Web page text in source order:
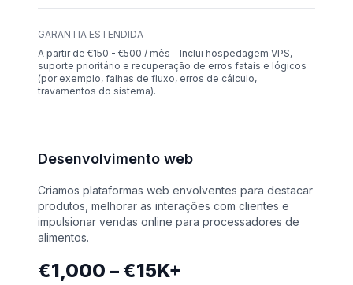
GARANTIA ESTENDIDA
A partir de €150 - €500 / mês – Inclui hospedagem VPS,
suporte prioritário e recuperação de erros fatais e lógicos
(por exemplo, falhas de fluxo, erros de cálculo,
travamentos do sistema).
Desenvolvimento web
Criamos plataformas web envolventes para destacar
produtos, melhorar as interações com clientes e
impulsionar vendas online para processadores de
alimentos.
€1,000 – €15K+